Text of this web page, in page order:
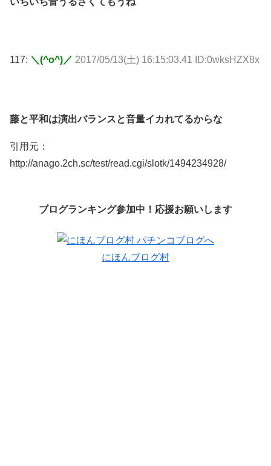
117: ＼(^o^)／ 2017/05/13(土) 16:15:03.41 ID:0wksHZX8x
藤と平和は演出バランスと音量イカれてるからな
引用元：
http://anago.2ch.sc/test/read.cgi/slotk/1494234928/
ブログランキング参加中！応援お願いします
にほんブログ村